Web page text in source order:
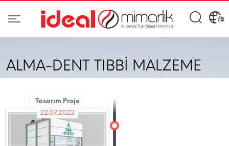
ALMA-DENT TIBBİ MALZEME
Tasarım Proje
22.07.2022